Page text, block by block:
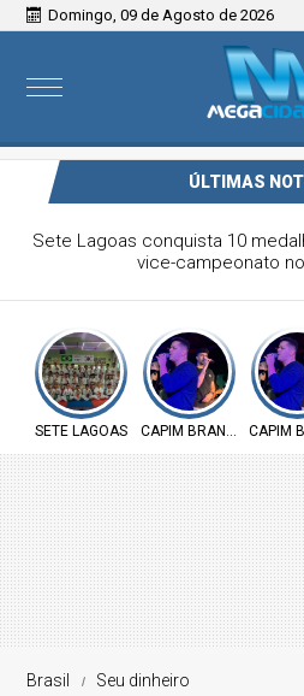
Domingo, 09 de Agosto de 2026
ÚLTIMAS
Victor & Bruno são destaque
Branco
SETE LAGOAS CAPIM BRANCO CAPIM
Brasil Seu dinheiro